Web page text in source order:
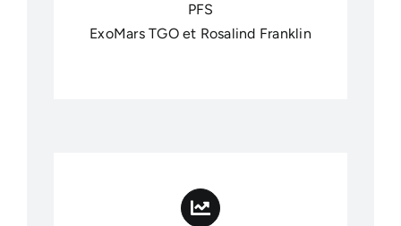
PFS
ExoMars TGO et Rosalind Franklin